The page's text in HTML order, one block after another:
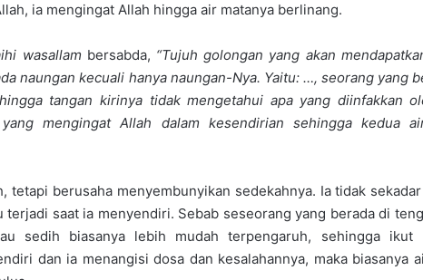
ia mengingat Allah hingga air matanya berlinang.
wasallambersabda, “Tujuh golongan yang akan
naungan kecuali hanya naungan-Nya. Yaitu: …, seorang yang
tangan kirinya tidak mengetahui apa yang diinfakkan
mengingat Allah dalam kesendirian sehingga kedua
tetapi berusaha menyembunyikan sedekahnya. Ia tidak
saat ia menyendiri. Sebab seseorang yang berada di
sedih biasanya lebih mudah terpengaruh, sehingga ikut
dan ia menangisi dosa dan kesalahannya, maka biasanya